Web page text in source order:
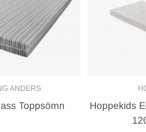
ANDERS
Toppsömn
Hoppekids